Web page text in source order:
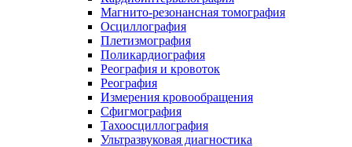
Магнито-резонансная томография
Осциллография
Плетизмография
Поликардиография
Реография и кровоток
Реография
Измерения кровообращения
Сфигмография
Тахоосциллография
Ультразвуковая диагностика